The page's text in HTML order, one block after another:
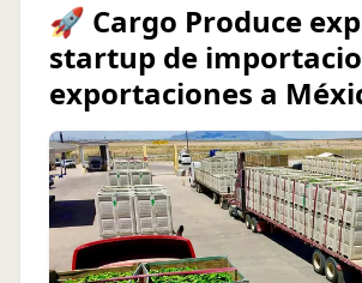
🚀 Cargo Produce
startup de
exportaciones a